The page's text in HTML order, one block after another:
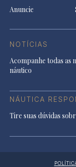
Anuncie
NOTÍCIAS
Acompanhe todas as
náutico
NÁUTICA
Tire suas dúvidas